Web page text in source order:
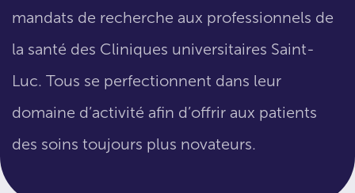
mandats de recherche aux professionnels de
la santé des Cliniques universitaires Saint-
Luc. Tous se perfectionnent dans leur
domaine d’activité afin d’offrir aux patients
des soins toujours plus novateurs.